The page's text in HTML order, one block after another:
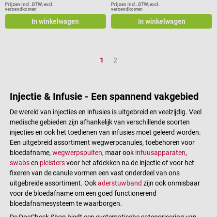
290 x 98 x 220 mm Gewicht: ca.
2,3 kg Technische details
Toegestane wegwerpartikelen: B.
2/3, 5, 10, 20, 30, 50/60 ml
262K kleuren 80° kijkhoek
Snelheid: 0,01-999,9 ml/h (met
50/60 ml spuit) Bolustoediening:
toedieningssnelheid 1-1.800 ml/h
Nauwkeurigheid van de
toedieningssnelheid: ± 2 %
volgens IEC/EN 60601-2-24
Voeding: Li-ion batterij Werktijd:
ca. 10 uur bij 5 ml/h met 50 ml
spuit Oplaadtijd: ca. 3 uur
Beschermingsklasse: IP34
(beschermd tegen druppelend
en Ozomed apparaten Ook
geschikt voor alle gangbare
vacuümflessen met een volume
Rolklem voor het doseren Met
steriel verpakt Leveringsomvang
1 verpakking Hänsler Medical
Ozonosan transfer-filtersets: 100
stuks
Prijzen incl. BTW, excl.
verzendkosten
In winkelwagen
Prijzen incl. BTW, excl.
verzendkosten
In winkelwagen
Pagina
1 Pagina
2
Injectie & Infusie - Een spannend vakgebied
De wereld van injecties en infusies is uitgebreid en veelzijdig. Veel
medische gebieden zijn afhankelijk van verschillende soorten
injecties en ook het toedienen van infusies moet geleerd worden.
Een uitgebreid assortiment wegwerpcanules, toebehoren voor
bloedafname, wegwerpspuiten, maar ook infuusapparaten,
swabsen pleistersvoor het afdekken na de injectie of voor het
fixeren van de canule vormen een vast onderdeel van ons
uitgebreide assortiment. Ookaderstuwband zijn ook onmisbaar
voor de bloedafname om een goed functionerend
bloedafnamesysteem te waarborgen.